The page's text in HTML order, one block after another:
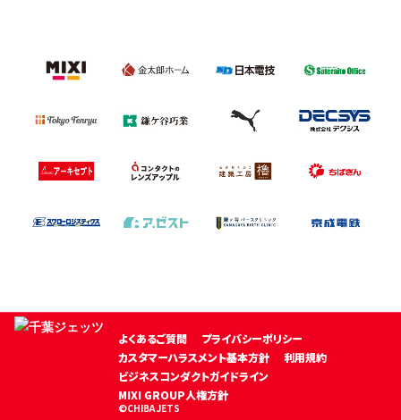
よくあるご質問
プライバシーポリシー
カスタマーハラスメント基本方針
利用規約
ビジネスコンダクトガイドライン
MIXI GROUP人権方針
©CHIBA JETS